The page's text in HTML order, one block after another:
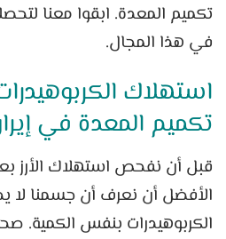
تكميم المعدة. ابقوا معنا
في هذا المجال.
استهلاك
تكميم المعدة في
قبل أن نفحص استهلاك الأرز
الأفضل أن نعرف أن جسمنا لا
الكربوهيدرات بنفس الكمية.